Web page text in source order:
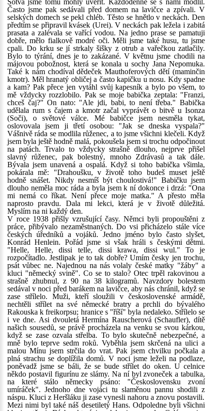
Sotva jsme tomu mohly uvěřit. Každodenně se s námi modlil.
Často jsme pak sedávali před domem na lavičce a zpívali. V
selských domech se pekl chléb. Těsto se hnětlo v neckách. Den
předtím se připravil kvásek (Urei). V neckách pak ležela i zabitá
prasata a zalévala se vařící vodou. Na jedno prase se pamatuji
dobře, mělo fialkově modré oči. Měli jsme také husu, tu jsme
cpali. Do krku se jí strkaly šišky z otrub a vařečkou zatlačily.
Bylo to týrání, dnes je to zakázané. V květnu jsme chodili na
májovou pobožnost, která se konala u sochy Jana Nepomuka.
Také k nám chodíval dědeček Mauthoferových dětí (maminčin
kmotr). Měl hranatý obličej a často kapičku u nosu. Kdy spadne
a kam? Pak přece jen vytáhl svůj kapesník a bylo po všem, to
mě vždycky rozzlobilo. Pak se moje babička zeptala: "Franzi,
chceš čaj?" On nato: "Ale jdi, babi, to není třeba." Babička
udělala rum s čajem a kmotr začal vyprávět o bitvě u Isonza
(Soči), o světové válce. Mé babičce jsem nesměla tykat,
oslovovala jsem ji třetí osobou: "Jak se dneska vyspala?"
Vášnivě ráda se modlila růženec, a to jsme všichni klečeli. Když
jsem byla ještě hodně malá, pokoušela jsem si trochu odpočinout
na patách. Trvalo to vždycky strašně dlouho, nejprve přišel
slavný růženec, pak bolestný, mnoho Zdrávasů a tak dále.
Bývala jsem unavená a ospalá. Když si toho babička všimla,
pokárala mě: "Drahoušku, v životě toho budeš muset ještě
hodně snášet. Nikdy nesmíš být choulostivá!" Babičku jsem
dlouho neměla moc ráda a byla jsem k ní dokonce i drzá: "Ona
mi nemá co říkat. Není přece moje matka." A přesto měla
naprosto pravdu. Dala mi lekci, která je v životě důležitá.
Myslím na ni každý den.
V roce 1938 přišly vzrušující časy. Němci byli propouštěni z
práce, přibývalo nezaměstnaných. Do vsi přicházelo stále více
českých úředníků a vojáků. Jedno jméno bylo často slyšet,
Konrád Henlein. Pořád jsme si však hráli s českými dětmi.
"Helle, Helle, dissi telle, dissi krawa, dissi wul." To je
rozpočítadlo. Jestlipak je to tak dobře? Umím česky jen trochu,
psát vůbec ne. Najednou na nás volaly české matky "žáby" a
kluci "německý svině". Co se to stalo? Otec trpěl rakovinou a
strašně zhubnul, z 90 na 38 kilogramů. Navzdory bolestem
sedával v noci před barákem na lavičce, aby nás chránil, když se
zase střílelo. Muži, kteří sloužili v československé armádě,
nechtěli střílet na své německé bratry a prchli do bývalého
Rakouska k freikorpsu; hranice s "říší" byla nedaleko. Střílelo se
i ve dne. Asi dvouletá Hermína Rauscherová (Schaufler), dítě
našich sousedů, se právě procházela na venku se svou kárkou,
když se zase ozvala střelba. To bylo skutečně nebezpečné, a
mně bylo teprve sedm roků. Vyběhla jsem skrčená na ulici a
malou Mínu jsem strčila do vrat. Pak jsem chvilku počkala a
plná strachu se doplížila domů. V noci jsme leželi na podlaze,
poněvadž jsme se báli, že se bude střílet do oken. U celnice
někdo postavil figurínu ze slámy. Na ní byl zvoneček a tabulka,
na které stálo německy psáno: "Československu zvoní
umíráček". Jednoho dne vojáci tu slaměnou pannu shodili z
náspu. Kluci z Heršláku ji zase vynesli nahoru a znovu postavili.
Mezi nimi byl také náš desetiletý Hans. Odpoledne byli všichni